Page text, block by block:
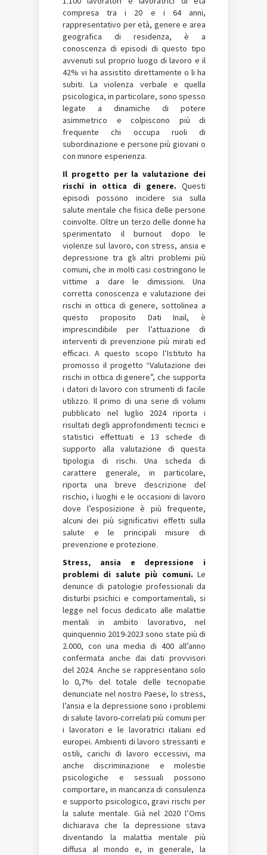
compresa tra i 20 e i 64 anni,
rappresentativo per età, genere e area
geografica di residenza, è a
conoscenza di episodi di questo tipo
avvenuti sul proprio luogo di lavoro e il
42% vi ha assistito direttamente o li ha
subiti. La violenza verbale e quella
psicologica, in particolare, sono spesso
legate a dinamiche di potere
asimmetrico e colpiscono più di
frequente chi occupa ruoli di
subordinazione e persone più giovani o
con minore esperienza.
Il progetto per la valutazione dei
rischi in ottica di genere. Questi
episodi possono incidere sia sulla
salute mentale che fisica delle persone
coinvolte. Oltre un terzo delle donne ha
sperimentato il burnout dopo le
violenze sul lavoro, con stress, ansia e
depressione tra gli altri problemi più
comuni, che in molti casi costringono le
vittime a dare le dimissioni. Una
corretta conoscenza e valutazione dei
rischi in ottica di genere, sottolinea a
questo proposito Dati Inail, è
imprescindibile per l’attuazione di
interventi di prevenzione più mirati ed
efficaci. A questo scopo l’Istituto ha
promosso il progetto “Valutazione dei
rischi in ottica di genere”, che supporta
i datori di lavoro con strumenti di facile
utilizzo. Il primo di una serie di volumi
pubblicato nel luglio 2024 riporta i
risultati degli approfondimenti tecnici e
statistici effettuati e 13 schede di
supporto alla valutazione di questa
tipologia di rischi. Una scheda di
carattere generale, in particolare,
riporta una breve descrizione del
rischio, i luoghi e le occasioni di lavoro
dove l’esposizione è più frequente,
alcuni dei più significativi effetti sulla
salute e le principali misure di
prevenzione e protezione.
Stress, ansia e depressione i
problemi di salute più comuni. Le
denunce di patologie professionali da
disturbi psichici e comportamentali, si
legge nel focus dedicato alle malattie
mentali in ambito lavorativo, nel
quinquennio 2019-2023 sono state più di
2.000, con una media di 400 all’anno
confermata anche dai dati provvisori
del 2024. Anche se rappresentano solo
lo 0,7% del totale delle tecnopatie
denunciate nel nostro Paese, lo stress,
l’ansia e la depressione sono i problemi
di salute lavoro-correlati più comuni per
i lavoratori e le lavoratrici italiani ed
europei. Ambienti di lavoro stressanti e
ostili, carichi di lavoro eccessivi, ma
anche discriminazione e molestie
psicologiche e sessuali possono
comportare, in mancanza di consulenza
e supporto psicologico, gravi rischi per
la salute mentale. Già nel 2020 l’Oms
dichiarava che la depressione stava
diventando la malattia mentale più
diffusa al mondo e, in generale, la